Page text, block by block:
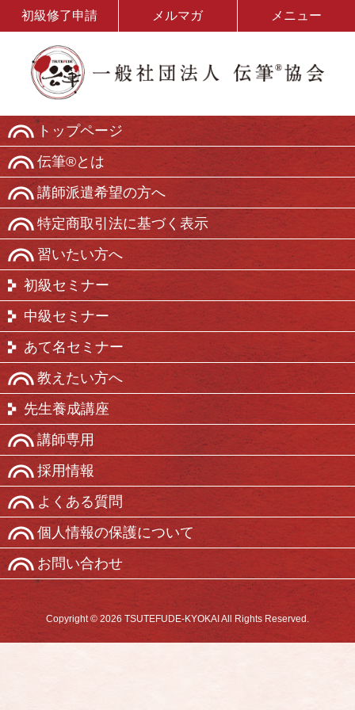
初級修了申請 メルマガ メニュー
トップページ
伝筆®とは
講師派遣希望の方へ
特定商取引法に基づく表示
習いたい方へ
初級セミナー
中級セミナー
あて名セミナー
教えたい方へ
先生養成講座
講師専用
採用情報
よくある質問
個人情報の保護について
お問い合わせ
Copyright © 2026 TSUTEFUDE-KYOKAI All Rights Reserved.